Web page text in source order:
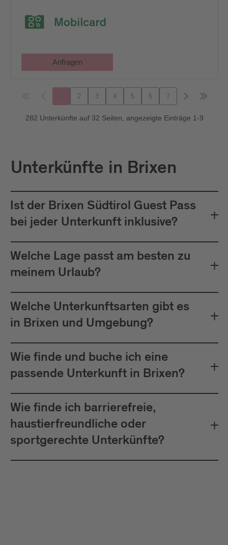
Unterkünfte in Brixen
Ist der Brixen Südtirol Guest Pass
bei jeder Unterkunft inklusive?
Welche Lage passt am besten zu
meinem Urlaub?
Welche Unterkunftsarten gibt es
in Brixen und Umgebung?
Wie finde und buche ich eine
passende Unterkunft in Brixen?
Wie finde ich barrierefreie,
haustierfreundliche oder
sportgerechte Unterkünfte?